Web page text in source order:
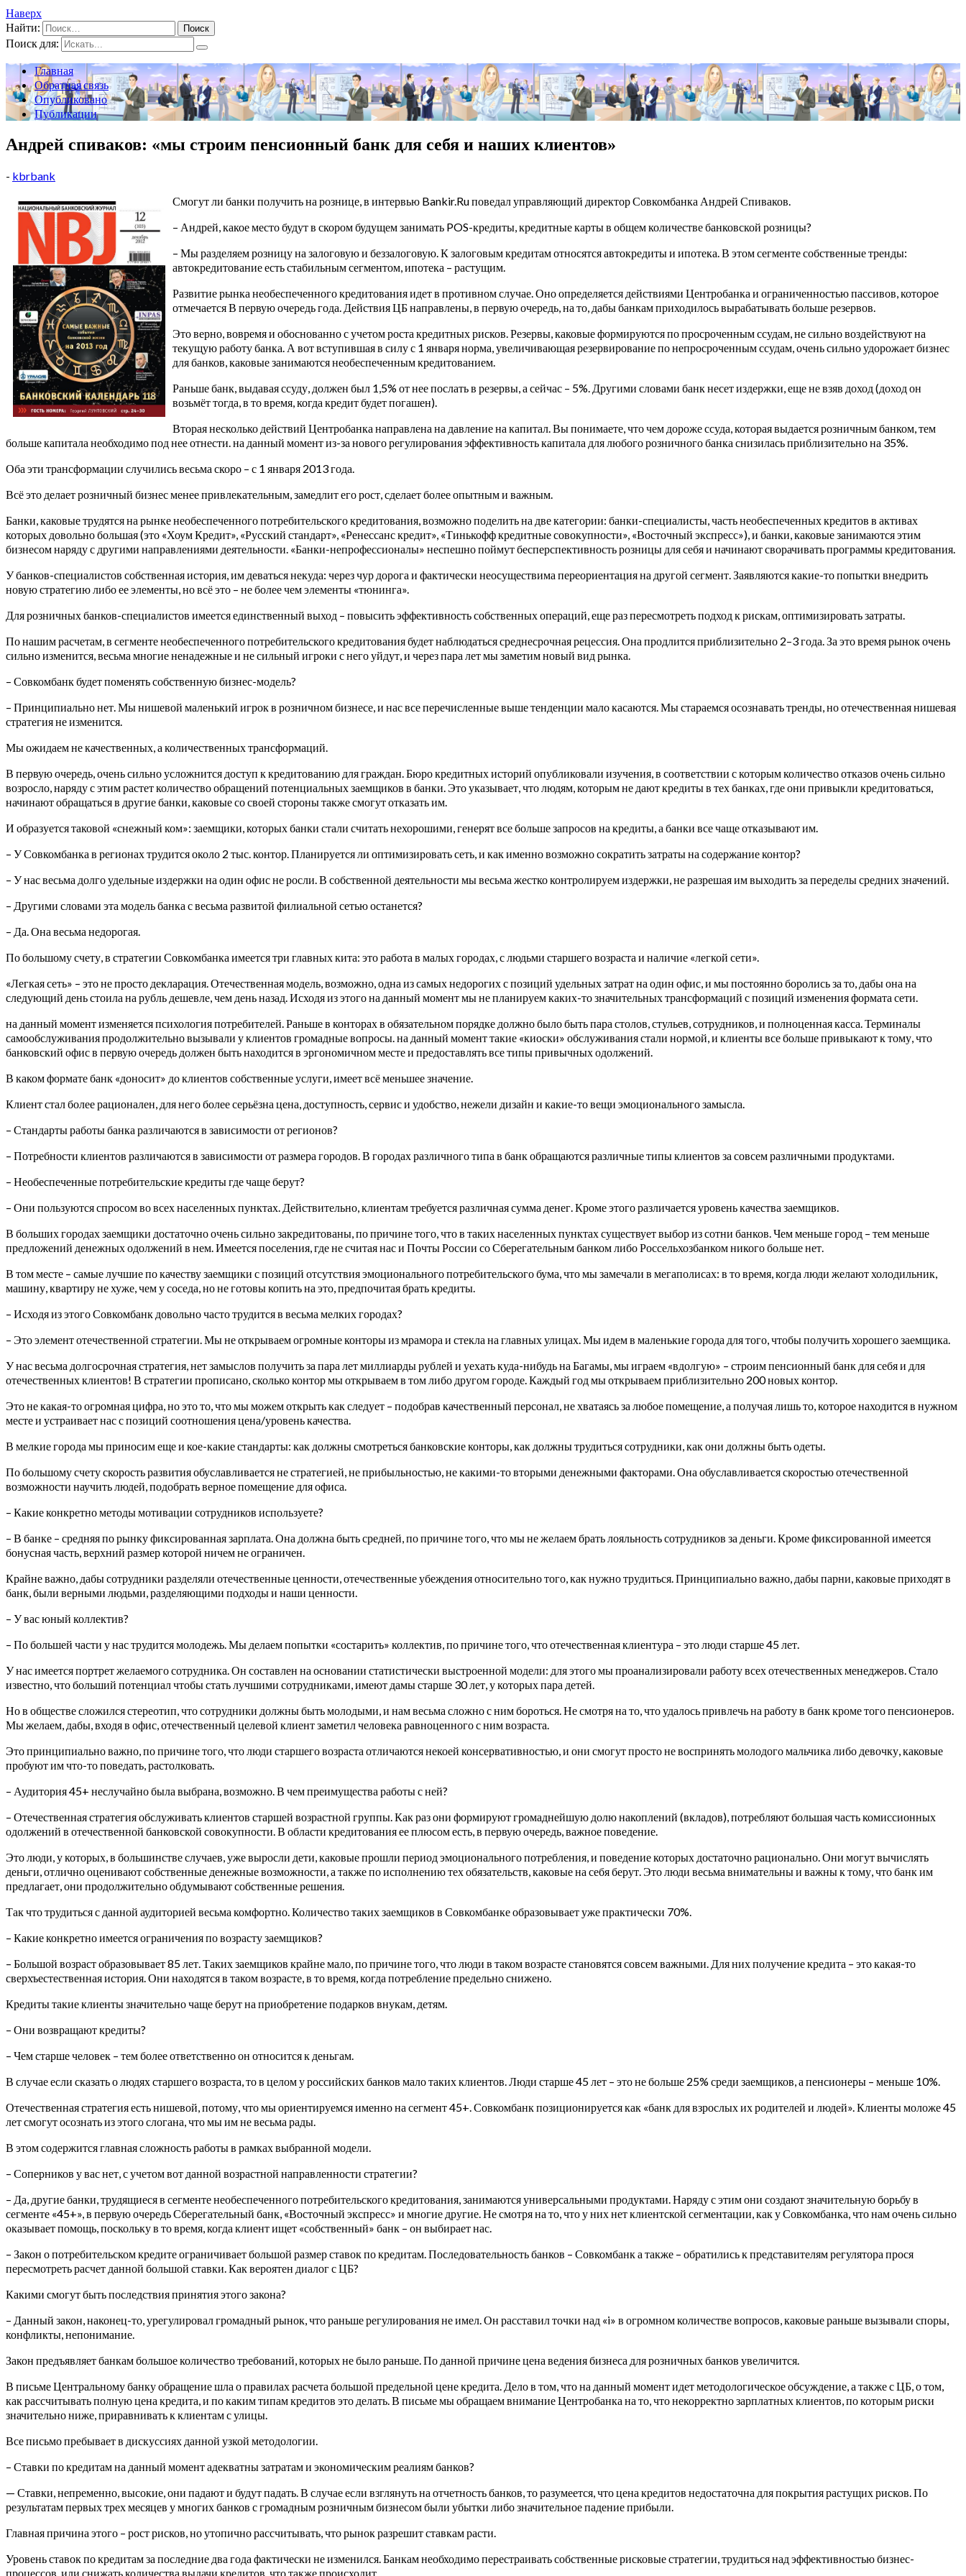
Наверх
Найти:
Поиск для:
Главная
Обратная связь
Опубликовано
Публикации
Андрей спиваков: «мы строим пенсионный банк для себя и наших клиентов»
- kbrbank
Смогут ли банки получить на рознице, в интервью Bankir.Ru поведал управляющий директор Совкомбанка Андрей Спиваков.
– Андрей, какое место будут в скором будущем занимать POS-кредиты, кредитные карты в общем количестве банковской розницы?
– Мы разделяем розницу на залоговую и беззалоговую. К залоговым кредитам относятся автокредиты и ипотека. В этом сегменте собственные тренды:
автокредитование есть стабильным сегментом, ипотека – растущим.
Развитие рынка необеспеченного кредитования идет в противном случае. Оно определяется действиями Центробанка и ограниченностью пассивов, которое
отмечается В первую очередь года. Действия ЦБ направлены, в первую очередь, на то, дабы банкам приходилось вырабатывать больше резервов.
Это верно, вовремя и обоснованно с учетом роста кредитных рисков. Резервы, каковые формируются по просроченным ссудам, не сильно воздействуют на
текущую работу банка. А вот вступившая в силу с 1 января норма, увеличивающая резервирование по непросроченным ссудам, очень сильно удорожает бизнес
для банков, каковые занимаются необеспеченным кредитованием.
Раньше банк, выдавая ссуду, должен был 1,5% от нее послать в резервы, а сейчас – 5%. Другими словами банк несет издержки, еще не взяв доход (доход он
возьмёт тогда, в то время, когда кредит будет погашен).
Вторая несколько действий Центробанка направлена на давление на капитал. Вы понимаете, что чем дороже ссуда, которая выдается розничным банком, тем
больше капитала необходимо под нее отнести. на данный момент из-за нового регулирования эффективность капитала для любого розничного банка снизилась приблизительно на 35%.
Оба эти трансформации случились весьма скоро – с 1 января 2013 года.
Всё это делает розничный бизнес менее привлекательным, замедлит его рост, сделает более опытным и важным.
Банки, каковые трудятся на рынке необеспеченного потребительского кредитования, возможно поделить на две категории: банки-специалисты, часть необеспеченных кредитов в активах
которых довольно большая (это «Хоум Кредит», «Русский стандарт», «Ренессанс кредит», «Тинькофф кредитные совокупности», «Восточный экспресс»), и банки, каковые занимаются этим
бизнесом наряду с другими направлениями деятельности. «Банки-непрофессионалы» неспешно поймут бесперспективность розницы для себя и начинают сворачивать программы кредитования.
У банков-специалистов собственная история, им деваться некуда: через чур дорога и фактически неосуществима переориентация на другой сегмент. Заявляются какие-то попытки внедрить
новую стратегию либо ее элементы, но всё это – не более чем элементы «тюнинга».
Для розничных банков-специалистов имеется единственный выход – повысить эффективность собственных операций, еще раз пересмотреть подход к рискам, оптимизировать затраты.
По нашим расчетам, в сегменте необеспеченного потребительского кредитования будет наблюдаться среднесрочная рецессия. Она продлится приблизительно 2–3 года. За это время рынок очень
сильно изменится, весьма многие ненадежные и не сильный игроки с него уйдут, и через пара лет мы заметим новый вид рынка.
– Совкомбанк будет поменять собственную бизнес-модель?
– Принципиально нет. Мы нишевой маленький игрок в розничном бизнесе, и нас все перечисленные выше тенденции мало касаются. Мы стараемся осознавать тренды, но отечественная нишевая
стратегия не изменится.
Мы ожидаем не качественных, а количественных трансформаций.
В первую очередь, очень сильно усложнится доступ к кредитованию для граждан. Бюро кредитных историй опубликовали изучения, в соответствии с которым количество отказов очень сильно
возросло, наряду с этим растет количество обращений потенциальных заемщиков в банки. Это указывает, что людям, которым не дают кредиты в тех банках, где они привыкли кредитоваться,
начинают обращаться в другие банки, каковые со своей стороны также смогут отказать им.
И образуется таковой «снежный ком»: заемщики, которых банки стали считать нехорошими, генерят все больше запросов на кредиты, а банки все чаще отказывают им.
– У Совкомбанка в регионах трудится около 2 тыс. контор. Планируется ли оптимизировать сеть, и как именно возможно сократить затраты на содержание контор?
– У нас весьма долго удельные издержки на один офис не росли. В собственной деятельности мы весьма жестко контролируем издержки, не разрешая им выходить за переделы средних значений.
– Другими словами эта модель банка с весьма развитой филиальной сетью останется?
– Да. Она весьма недорогая.
По большому счету, в стратегии Совкомбанка имеется три главных кита: это работа в малых городах, с людьми старшего возраста и наличие «легкой сети».
«Легкая сеть» – это не просто декларация. Отечественная модель, возможно, одна из самых недорогих с позиций удельных затрат на один офис, и мы постоянно боролись за то, дабы она на
следующий день стоила на рубль дешевле, чем день назад. Исходя из этого на данный момент мы не планируем каких-то значительных трансформаций с позиций изменения формата сети.
на данный момент изменяется психология потребителей. Раньше в конторах в обязательном порядке должно было быть пара столов, стульев, сотрудников, и полноценная касса. Терминалы
самообслуживания продолжительно вызывали у клиентов громадные вопросы. на данный момент такие «киоски» обслуживания стали нормой, и клиенты все больше привыкают к тому, что
банковский офис в первую очередь должен быть находится в эргономичном месте и предоставлять все типы привычных одолжений.
В каком формате банк «доносит» до клиентов собственные услуги, имеет всё меньшее значение.
Клиент стал более рационален, для него более серьёзна цена, доступность, сервис и удобство, нежели дизайн и какие-то вещи эмоционального замысла.
– Стандарты работы банка различаются в зависимости от регионов?
– Потребности клиентов различаются в зависимости от размера городов. В городах различного типа в банк обращаются различные типы клиентов за совсем различными продуктами.
– Необеспеченные потребительские кредиты где чаще берут?
– Они пользуются спросом во всех населенных пунктах. Действительно, клиентам требуется различная сумма денег. Кроме этого различается уровень качества заемщиков.
В больших городах заемщики достаточно очень сильно закредитованы, по причине того, что в таких населенных пунктах существует выбор из сотни банков. Чем меньше город – тем меньше
предложений денежных одолжений в нем. Имеется поселения, где не считая нас и Почты России со Сберегательным банком либо Россельхозбанком никого больше нет.
В том месте – самые лучшие по качеству заемщики с позиций отсутствия эмоционального потребительского бума, что мы замечали в мегаполисах: в то время, когда люди желают холодильник,
машину, квартиру не хуже, чем у соседа, но не готовы копить на это, предпочитая брать кредиты.
– Исходя из этого Совкомбанк довольно часто трудится в весьма мелких городах?
– Это элемент отечественной стратегии. Мы не открываем огромные конторы из мрамора и стекла на главных улицах. Мы идем в маленькие города для того, чтобы получить хорошего заемщика.
У нас весьма долгосрочная стратегия, нет замыслов получить за пара лет миллиарды рублей и уехать куда-нибудь на Багамы, мы играем «вдолгую» – строим пенсионный банк для себя и для
отечественных клиентов! В стратегии прописано, сколько контор мы открываем в том либо другом городе. Каждый год мы открываем приблизительно 200 новых контор.
Это не какая-то огромная цифра, но это то, что мы можем открыть как следует – подобрав качественный персонал, не хватаясь за любое помещение, а получая лишь то, которое находится в нужном
месте и устраивает нас с позиций соотношения цена/уровень качества.
В мелкие города мы приносим еще и кое-какие стандарты: как должны смотреться банковские конторы, как должны трудиться сотрудники, как они должны быть одеты.
По большому счету скорость развития обуславливается не стратегией, не прибыльностью, не какими-то вторыми денежными факторами. Она обуславливается скоростью отечественной
возможности научить людей, подобрать верное помещение для офиса.
– Какие конкретно методы мотивации сотрудников используете?
– В банке – средняя по рынку фиксированная зарплата. Она должна быть средней, по причине того, что мы не желаем брать лояльность сотрудников за деньги. Кроме фиксированной имеется
бонусная часть, верхний размер которой ничем не ограничен.
Крайне важно, дабы сотрудники разделяли отечественные ценности, отечественные убеждения относительно того, как нужно трудиться. Принципиально важно, дабы парни, каковые приходят в
банк, были верными людьми, разделяющими подходы и наши ценности.
– У вас юный коллектив?
– По большей части у нас трудится молодежь. Мы делаем попытки «состарить» коллектив, по причине того, что отечественная клиентура – это люди старше 45 лет.
У нас имеется портрет желаемого сотрудника. Он составлен на основании статистически выстроенной модели: для этого мы проанализировали работу всех отечественных менеджеров. Стало
известно, что больший потенциал чтобы стать лучшими сотрудниками, имеют дамы старше 30 лет, у которых пара детей.
Но в обществе сложился стереотип, что сотрудники должны быть молодыми, и нам весьма сложно с ним бороться. Не смотря на то, что удалось привлечь на работу в банк кроме того пенсионеров.
Мы желаем, дабы, входя в офис, отечественный целевой клиент заметил человека равноценного с ним возраста.
Это принципиально важно, по причине того, что люди старшего возраста отличаются некоей консервативностью, и они смогут просто не воспринять молодого мальчика либо девочку, каковые
пробуют им что-то поведать, растолковать.
– Аудитория 45+ неслучайно была выбрана, возможно. В чем преимущества работы с ней?
– Отечественная стратегия обслуживать клиентов старшей возрастной группы. Как раз они формируют громаднейшую долю накоплений (вкладов), потребляют большая часть комиссионных
одолжений в отечественной банковской совокупности. В области кредитования ее плюсом есть, в первую очередь, важное поведение.
Это люди, у которых, в большинстве случаев, уже выросли дети, каковые прошли период эмоционального потребления, и поведение которых достаточно рационально. Они могут вычислять
деньги, отлично оценивают собственные денежные возможности, а также по исполнению тех обязательств, каковые на себя берут. Это люди весьма внимательны и важны к тому, что банк им
предлагает, они продолжительно обдумывают собственные решения.
Так что трудиться с данной аудиторией весьма комфортно. Количество таких заемщиков в Совкомбанке образовывает уже практически 70%.
– Какие конкретно имеется ограничения по возрасту заемщиков?
– Большой возраст образовывает 85 лет. Таких заемщиков крайне мало, по причине того, что люди в таком возрасте становятся совсем важными. Для них получение кредита – это какая-то
сверхъестественная история. Они находятся в таком возрасте, в то время, когда потребление предельно снижено.
Кредиты такие клиенты значительно чаще берут на приобретение подарков внукам, детям.
– Они возвращают кредиты?
– Чем старше человек – тем более ответственно он относится к деньгам.
В случае если сказать о людях старшего возраста, то в целом у российских банков мало таких клиентов. Люди старше 45 лет – это не больше 25% среди заемщиков, а пенсионеры – меньше 10%.
Отечественная стратегия есть нишевой, потому, что мы ориентируемся именно на сегмент 45+. Совкомбанк позиционируется как «банк для взрослых их родителей и людей». Клиенты моложе 45
лет смогут осознать из этого слогана, что мы им не весьма рады.
В этом содержится главная сложность работы в рамках выбранной модели.
– Соперников у вас нет, с учетом вот данной возрастной направленности стратегии?
– Да, другие банки, трудящиеся в сегменте необеспеченного потребительского кредитования, занимаются универсальными продуктами. Наряду с этим они создают значительную борьбу в
сегменте «45+», в первую очередь Сберегательный банк, «Восточный экспресс» и многие другие. Не смотря на то, что у них нет клиентской сегментации, как у Совкомбанка, что нам очень сильно
оказывает помощь, поскольку в то время, когда клиент ищет «собственный» банк – он выбирает нас.
– Закон о потребительском кредите ограничивает большой размер ставок по кредитам. Последовательность банков – Совкомбанк а также – обратились к представителям регулятора прося
пересмотреть расчет данной большой ставки. Как вероятен диалог с ЦБ?
Какими смогут быть последствия принятия этого закона?
– Данный закон, наконец-то, урегулировал громадный рынок, что раньше регулирования не имел. Он расставил точки над «i» в огромном количестве вопросов, каковые раньше вызывали споры,
конфликты, непонимание.
Закон предъявляет банкам большое количество требований, которых не было раньше. По данной причине цена ведения бизнеса для розничных банков увеличится.
В письме Центральному банку обращение шла о правилах расчета большой предельной цене кредита. Дело в том, что на данный момент идет методологическое обсуждение, а также с ЦБ, о том,
как рассчитывать полную цена кредита, и по каким типам кредитов это делать. В письме мы обращаем внимание Центробанка на то, что некорректно зарплатных клиентов, по которым риски
значительно ниже, приравнивать к клиентам с улицы.
Все письмо пребывает в дискуссиях данной узкой методологии.
– Ставки по кредитам на данный момент адекватны затратам и экономическим реалиям банков?
— Ставки, непременно, высокие, они падают и будут падать. В случае если взглянуть на отчетность банков, то разумеется, что цена кредитов недостаточна для покрытия растущих рисков. По
результатам первых трех месяцев у многих банков с громадным розничным бизнесом были убытки либо значительное падение прибыли.
Главная причина этого – рост рисков, но утопично рассчитывать, что рынок разрешит ставкам расти.
Уровень ставок по кредитам за последние два года фактически не изменился. Банкам необходимо перестраивать собственные рисковые стратегии, трудиться над эффективностью бизнес-
процессов, или снижать количества выдачи кредитов, что также происходит.